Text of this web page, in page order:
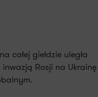
całej giełdzie uległa
Rosji na Ukrainę